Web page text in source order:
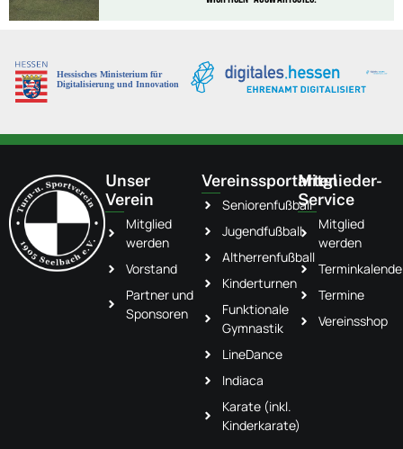
Unser
Verein
Mitglied
werden
Vorstand
Partner und
Sponsoren
Vereinssportarten
Seniorenfußball
Jugendfußball
Altherrenfußball
Kinderturnen
Funktionale
Gymnastik
LineDance
Indiaca
Karate (inkl.
Kinderkarate)
Mitglieder-
Service
Mitglied
werden
Termine
Vereinsshop